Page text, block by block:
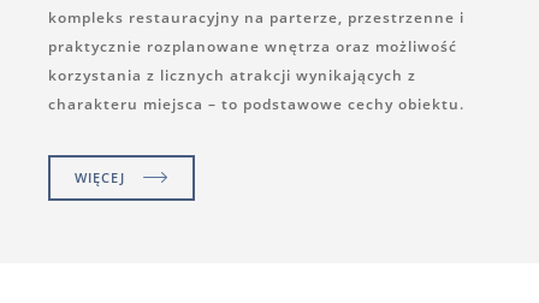
kompleks restauracyjny na parterze, przestrzenne i
praktycznie rozplanowane wnętrza oraz możliwość
korzystania z licznych atrakcji wynikających z
charakteru miejsca – to podstawowe cechy obiektu.
WIĘCEJ